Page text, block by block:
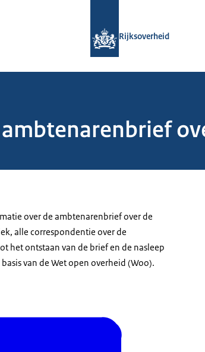
Rijksoverheid
over de ambtenarenbrief over de
alle correspondentie over de
het ontstaan van de brief en de nasleep
van de Wet open overheid (Woo).